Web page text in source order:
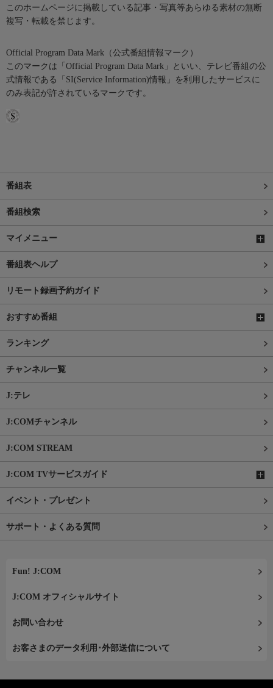
このホームページに掲載している記事・写真等あらゆる素材の無断
複写・転載を禁じます。
Official Program Data Mark（公式番組情報マーク）
このマークは「Official Program Data Mark」といい、テレビ番組の公
式情報である「SI(Service Information)情報」を利用したサービスに
のみ表記が許されているマークです。
番組表
番組検索
マイメニュー
番組表ヘルプ
リモート録画予約ガイド
おすすめ番組
ランキング
チャンネル一覧
J:テレ
J:COMチャンネル
J:COM STREAM
J:COM TVサービスガイド
イベント・プレゼント
サポート・よくある質問
Fun! J:COM
J:COM オフィシャルサイト
お問い合わせ
お客さまのデータ利用･外部送信について